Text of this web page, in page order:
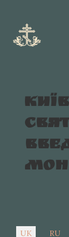
Оберіть свою
UK RU